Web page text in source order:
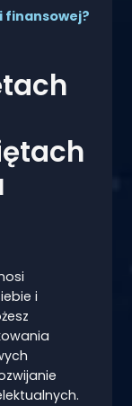
finansowej?
i